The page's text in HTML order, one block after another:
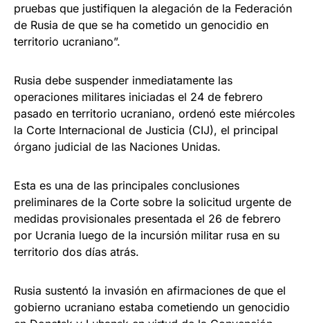
pruebas que justifiquen la alegación de la Federación
de Rusia de que se ha cometido un genocidio en
territorio ucraniano”.
Rusia debe suspender inmediatamente las
operaciones militares iniciadas el 24 de febrero
pasado en territorio ucraniano, ordenó este miércoles
la Corte Internacional de Justicia (CIJ), el principal
órgano judicial de las Naciones Unidas.
Esta es una de las principales conclusiones
preliminares de la Corte sobre la solicitud urgente de
medidas provisionales presentada el 26 de febrero
por Ucrania luego de la incursión militar rusa en su
territorio dos días atrás.
Rusia sustentó la invasión en afirmaciones de que el
gobierno ucraniano estaba cometiendo un genocidio